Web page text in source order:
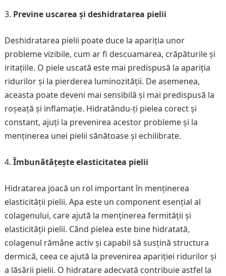
Previne uscarea și deshidratarea pielii
Deshidratarea pielii poate duce la apariția unor
probleme vizibile, cum ar fi descuamarea, crăpăturile și
iritațiile. O piele uscată este mai predispusă la apariția
ridurilor și la pierderea luminozității. De asemenea,
aceasta poate deveni mai sensibilă și mai predispusă la
roșeață și inflamație. Hidratându-ți pielea corect și
constant, ajuți la prevenirea acestor probleme și la
menținerea unei pielii sănătoase și echilibrate.
Îmbunătățește elasticitatea pielii
Hidratarea joacă un rol important în menținerea
elasticității pielii. Apa este un component esențial al
colagenului, care ajută la menținerea fermității și
elasticității pielii. Când pielea este bine hidratată,
colagenul rămâne activ și capabil să susțină structura
dermică, ceea ce ajută la prevenirea apariției ridurilor și
a lăsării pielii. O hidratare adecvată contribuie astfel la